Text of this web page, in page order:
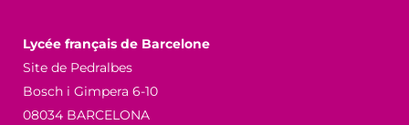
Lycée français de Barcelone
Site de Pedralbes
Bosch i Gimpera 6-10
08034 BARCELONA